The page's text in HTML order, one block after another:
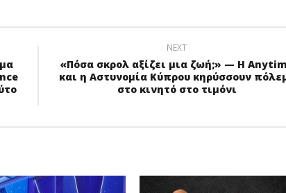
NEXT
«Πόσα σκρολ αξίζει μια ζωή;» — Η
και η Αστυνομία Κύπρου κηρύσσουν
στο κινητό στο τιμόνι